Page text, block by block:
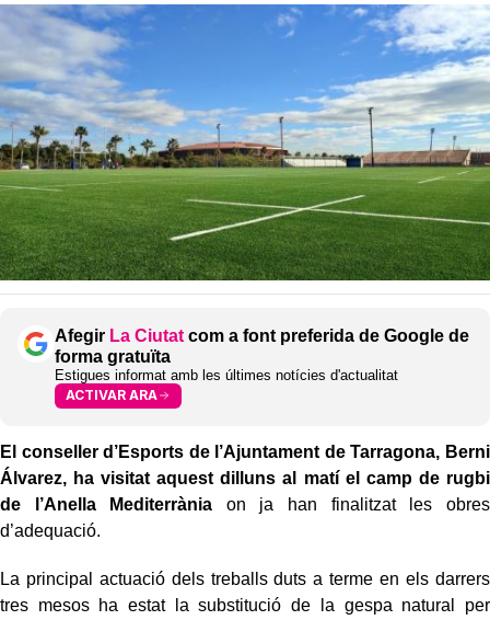
Afegir La Ciutat com a font preferida de Google de
forma gratuïta
Estigues informat amb les últimes notícies d'actualitat
ACTIVAR ARA
El conseller d’Esports de l’Ajuntament de Tarragona, Berni
Álvarez, ha visitat aquest dilluns al matí el camp de rugbi
de l’Anella Mediterrània on ja han finalitzat les obres
d’adequació.
La principal actuació dels treballs duts a terme en els darrers
tres mesos ha estat la substitució de la gespa natural per